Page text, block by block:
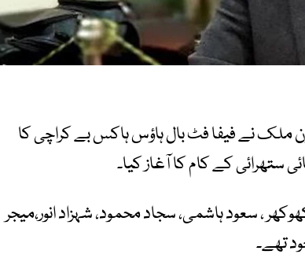
ملک نے فیفا فٹ بال ہاؤس ہاکس بے کراچی کا
ستھرائی کے کام کا آغاز کیا۔
، سعود ہاشمی، سجاد محمود، شہزاد انور،میجر
تھے۔